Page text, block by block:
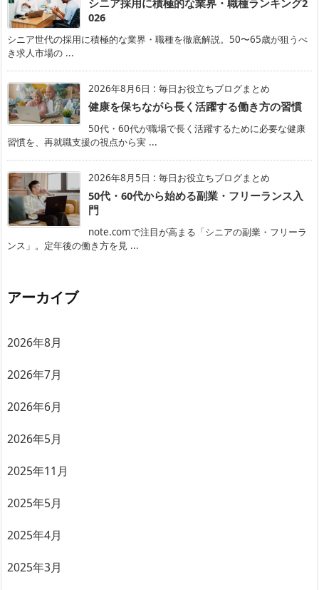
シニア採用に積極的な業界・職種ランキング2
026
シニア世代の採用に積極的な業界・職種を徹底解説。50〜65歳が狙うべ
き求人市場の ...
2026年8月6日 : 毎日お役立ちブログまとめ
健康を保ちながら長く活躍する働き方の習慣
50代・60代が職場で長く活躍するために必要な健康
習慣を、再就職支援の視点から実 ...
2026年8月5日 : 毎日お役立ちブログまとめ
50代・60代から始める副業・フリーランス入
門
note.comで注目が高まる「シニアの副業・フリーラ
ンス」。定年後の働き方を見 ...
アーカイブ
2026年8月
2026年7月
2026年6月
2026年5月
2025年11月
2025年5月
2025年4月
2025年3月